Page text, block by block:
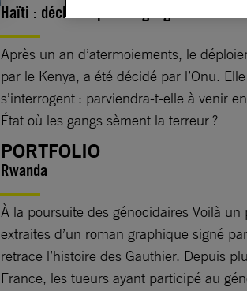
Haïti : déchirée par les gangs
Après un an d’atermoiements, le
par le Kenya, a été décidé par l’Onu.
s’interrogent : parviendra-t-elle à venir
État où les gangs sèment la terreur ?
PORTFOLIO
Rwanda
À la poursuite des génocidaires Voilà
extraites d’un roman graphique signé
retrace l’histoire des Gauthier. Depuis
France, les tueurs ayant participé au